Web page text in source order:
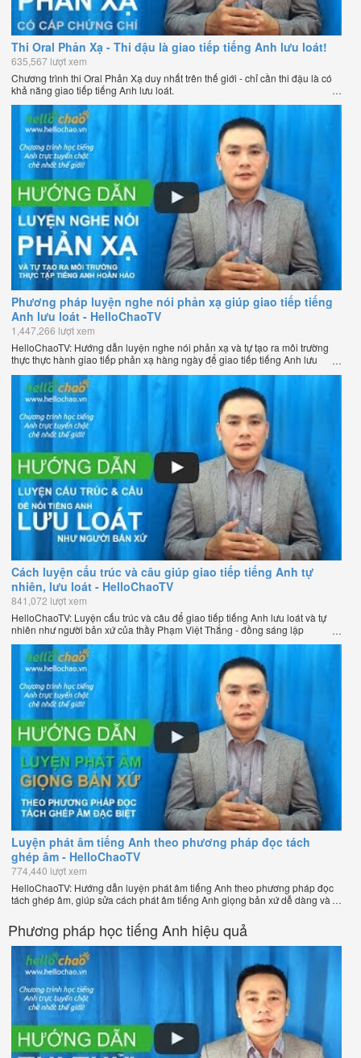
Thi Oral Phản Xạ - Thi đậu là giao tiếp tiếng Anh lưu loát!
635,567 lượt xem
Chương trình thi Oral Phản Xạ duy nhất trên thế giới - chỉ cần thi đậu là có
khả năng giao tiếp tiếng Anh lưu loát.
Phương pháp luyện nghe nói phản xạ giúp giao tiếp tiếng
Anh lưu loát - HelloChaoTV
1,447,266 lượt xem
HelloChaoTV: Hướng dẫn luyện nghe nói phản xạ và tự tạo ra môi trường
thực thực hành giao tiếp phản xạ hàng ngày để giao tiếp tiếng Anh lưu
loát như người bản xứ của thầy Phạm Việt Thắng - đồng sáng lập
HelloChao.vn - Chương trình dạy tiếng Anh trực tuyến chặt chẽ nhất thế
giới.
Cách luyện cấu trúc và câu giúp giao tiếp tiếng Anh tự
nhiên, lưu loát - HelloChaoTV
841,072 lượt xem
HelloChaoTV: Luyện cấu trúc và câu để giao tiếp tiếng Anh lưu loát và tự
nhiên như người bản xứ của thầy Phạm Việt Thắng - đồng sáng lập
HelloChao.vn - Trang web học tiếng Anh trực tuyến chặt chẽ nhất thế giới.
Luyện phát âm tiếng Anh theo phương pháp đọc tách
ghép âm - HelloChaoTV
774,440 lượt xem
HelloChaoTV: Hướng dẫn luyện phát âm tiếng Anh theo phương pháp đọc
tách ghép âm, giúp sửa cách phát âm tiếng Anh giọng bản xứ dễ dàng và
Chương trình dạy tiếng Anh trực tuyến chặt chẽ nhất thế giới!
Phương pháp học tiếng Anh hiệu quả